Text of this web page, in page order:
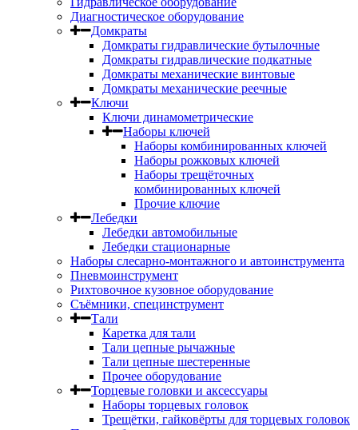
Диагностическое оборудование
Домкраты
Домкраты гидравлические бутылочные
Домкраты гидравлические подкатные
Домкраты механические винтовые
Домкраты механические реечные
Ключи
Ключи динамометрические
Наборы ключей
Наборы комбинированных ключей
Наборы рожковых ключей
Наборы трещёточных
комбинированных ключей
Прочие ключие
Лебедки
Лебедки автомобильные
Лебедки стационарные
Наборы слесарно-монтажного и автоинструмента
Пневмоинструмент
Рихтовочное кузовное оборудование
Съёмники, специнструмент
Тали
Каретка для тали
Тали цепные рычажные
Тали цепные шестеренные
Прочее оборудование
Торцевые головки и аксессуары
Наборы торцевых головок
Трещётки, гайковёрты для торцевых головок